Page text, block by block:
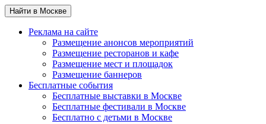
Найти в Москве
Реклама на сайте
Размещение анонсов мероприятий
Размещение ресторанов и кафе
Размещение мест и площадок
Размещение баннеров
Бесплатные события
Бесплатные выставки в Москве
Бесплатные фестивали в Москве
Бесплатно с детьми в Москве